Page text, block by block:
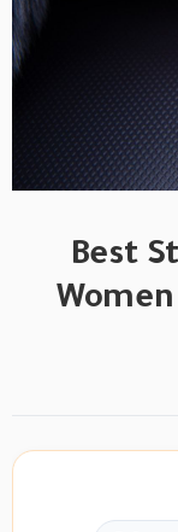
Best